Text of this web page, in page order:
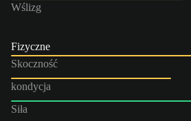
Wślizg
Fizyczne
Skoczność
kondycja
Siła